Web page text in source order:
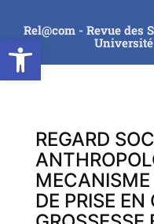
Ouvrir la
Rel@com - Revue des
REGARD
DE PRISE